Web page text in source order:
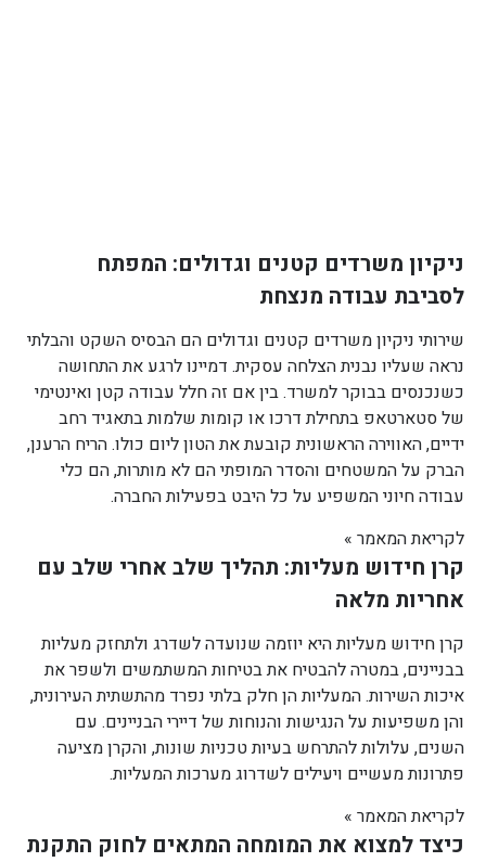
ניקיון משרדים קטנים וגדולים: המפתח
לסביבת עבודה מנצחת
שירותי ניקיון משרדים קטנים וגדולים הם הבסיס השקט והבלתי
נראה שעליו נבנית הצלחה עסקית. דמיינו לרגע את התחושה
כשנכנסים בבוקר למשרד. בין אם זה חלל עבודה קטן ואינטימי
של סטארטאפ בתחילת דרכו או קומות שלמות בתאגיד רחב
ידיים, האווירה הראשונית קובעת את הטון ליום כולו. הריח הרענן,
הברק על המשטחים והסדר המופתי הם לא מותרות, הם כלי
עבודה חיוני המשפיע על כל היבט בפעילות החברה.
לקריאת המאמר »
קרן חידוש מעליות: תהליך שלב אחרי שלב עם
אחריות מלאה
קרן חידוש מעליות היא יוזמה שנועדה לשדרג ולתחזק מעליות
בבניינים, במטרה להבטיח את בטיחות המשתמשים ולשפר את
איכות השירות. המעליות הן חלק בלתי נפרד מהתשתית העירונית,
והן משפיעות על הנגישות והנוחות של דיירי הבניינים. עם
השנים, עלולות להתרחש בעיות טכניות שונות, והקרן מציעה
פתרונות מעשיים ויעילים לשדרוג מערכות המעליות.
לקריאת המאמר »
כיצד למצוא את המומחה המתאים לחוק התקנת